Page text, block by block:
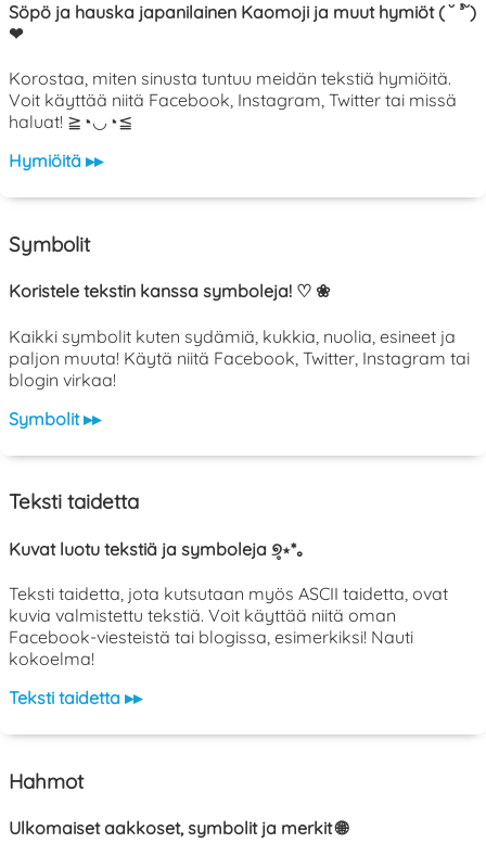
Söpö ja hauska japanilainen Kaomoji ja muut hymiöt ( ˘ ³˘)
❤
Korostaa, miten sinusta tuntuu meidän tekstiä hymiöitä.
Voit käyttää niitä Facebook, Instagram, Twitter tai missä
haluat! ≧◔◡◔≦
Hymiöitä ▸▸
Symbolit
Koristele tekstin kanssa symboleja! ♡ ❀
Kaikki symbolit kuten sydämiä, kukkia, nuolia, esineet ja
paljon muuta! Käytä niitä Facebook, Twitter, Instagram tai
blogin virkaa!
Symbolit ▸▸
Teksti taidetta
Kuvat luotu tekstiä ja symboleja ୭̥⋆*｡
Teksti taidetta, jota kutsutaan myös ASCII taidetta, ovat
kuvia valmistettu tekstiä. Voit käyttää niitä oman
Facebook-viesteistä tai blogissa, esimerkiksi! Nauti
kokoelma!
Teksti taidetta ▸▸
Hahmot
Ulkomaiset aakkoset, symbolit ja merkit 🌐